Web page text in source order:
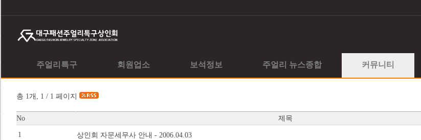
주얼리특구 회원업소 보석정보 주얼리 뉴스종합 커뮤니티
총 1개, 1 / 1 페이지
No 제목
1 상인회 자문세무사 안내 - 2006.04.03